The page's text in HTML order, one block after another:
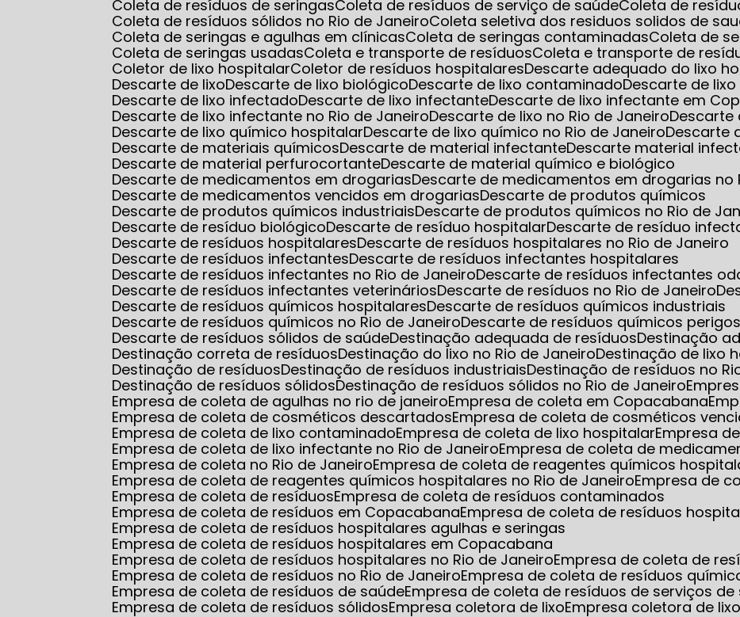
Coleta de resíduos de seringas
Coleta de resíduos de serviço de saúde Coleta de
Coleta de resíduos sólidos no Rio de Janeiro
Coleta seletiva dos residuos solidos de
Coleta de seringas e agulhas em clínicas
Coleta de seringas contaminadas
Coleta de
Coleta de seringas usadas
Coleta e transporte de resíduos
Coleta e transporte de
Coletor de lixo hospitalar
Coletor de resíduos hospitalares Descarte adequado do lixo
Descarte de lixo Descarte de lixo biológico Descarte de lixo contaminado Descarte de
Descarte de lixo infectado Descarte de lixo infectante Descarte de lixo infectante em
Descarte de lixo infectante no Rio de Janeiro Descarte de lixo no Rio de Janeiro
Descarte de lixo químico hospitalar Descarte de lixo químico no Rio de Janeiro
Descarte de materiais químicos Descarte de material infectante Descarte material
Descarte de material perfurocortante Descarte de material químico e biológico
Descarte de medicamentos em drogarias Descarte de medicamentos em drogarias no
Descarte de medicamentos vencidos em drogarias Descarte de produtos químicos
Descarte de produtos químicos industriais Descarte de produtos químicos no Rio de
Descarte de resíduo biológico Descarte de resíduo hospitalar Descarte de resíduo
Descarte de resíduos hospitalares Descarte de resíduos hospitalares no Rio de Janeiro
Descarte de resíduos infectantes Descarte de resíduos infectantes hospitalares
Descarte de resíduos infectantes no Rio de Janeiro Descarte de resíduos infectantes
Descarte de resíduos infectantes veterinários Descarte de resíduos no Rio de Janeiro
Descarte de resíduos químicos hospitalares Descarte de resíduos químicos industriais
Descarte de resíduos químicos no Rio de Janeiro Descarte de resíduos químicos
Descarte de resíduos sólidos de saúde Destinação adequada de resíduos Destinação
Destinação correta de resíduos Destinação do lixo no Rio de Janeiro Destinação de lixo
Destinação de resíduos Destinação de resíduos industriais Destinação de resíduos no
Destinação de resíduos sólidos Destinação de resíduos sólidos no Rio de Janeiro
Empresa de coleta de agulhas no rio de janeiro Empresa de coleta em Copacabana
Empresa de coleta de cosméticos descartados Empresa de coleta de cosméticos
Empresa de coleta de lixo contaminado Empresa de coleta de lixo hospitalar Empresa
Empresa de coleta de lixo infectante no Rio de Janeiro Empresa de coleta de
Empresa de coleta no Rio de Janeiro Empresa de coleta de reagentes químicos
Empresa de coleta de reagentes químicos hospitalares no Rio de Janeiro Empresa de
Empresa de coleta de resíduos Empresa de coleta de resíduos contaminados
Empresa de coleta de resíduos em Copacabana Empresa de coleta de resíduos
Empresa de coleta de resíduos hospitalares agulhas e seringas
Empresa de coleta de resíduos hospitalares em Copacabana
Empresa de coleta de resíduos hospitalares no Rio de Janeiro Empresa de coleta de
Empresa de coleta de resíduos no Rio de Janeiro Empresa de coleta de resíduos
Empresa de coleta de resíduos de saúde Empresa de coleta de resíduos de serviços de
Empresa de coleta de resíduos sólidos Empresa coletora de lixo Empresa coletora de